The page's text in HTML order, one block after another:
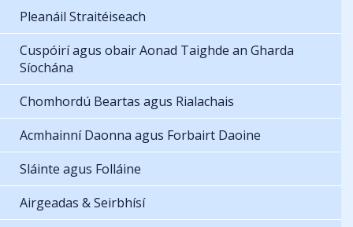
Pleanáil Straitéiseach
Cuspóirí agus obair Aonad Taighde an Gharda
Síochána
Chomhordú Beartas agus Rialachais
Acmhainní Daonna agus Forbairt Daoine
Sláinte agus Folláine
Airgeadas & Seirbhísí